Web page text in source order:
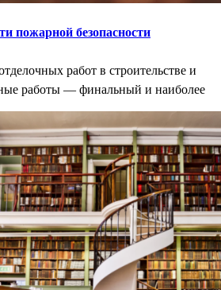
пожарной безопасности
работ в строительстве и
работы — финальный и наиболее